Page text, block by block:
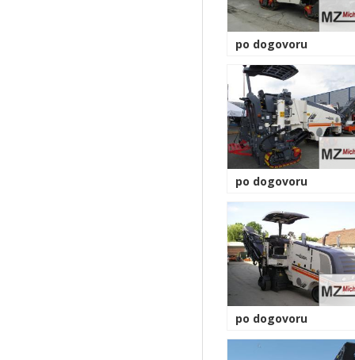
po dogovoru
po dogovoru
po dogovoru